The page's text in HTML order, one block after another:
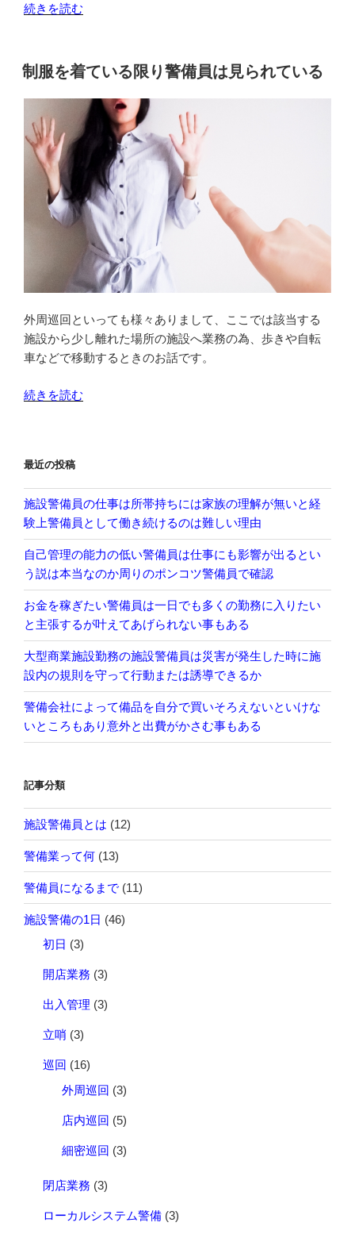
“外
回
は
夜
間
が
必
要
で
す”
続きを読む
制服を着ている限り警備員は見られている
外周巡回といっても様々ありまして、ここでは該当する
施設から少し離れた場所の施設へ業務の為、歩きや自転
車などで移動するときのお話です。
“制
て
い
る
限
り
警
備
員
は
見
ら
れ
て
続きを読む
最近の投稿
施設警備員の仕事は所帯持ちには家族の理解が無いと経
験上警備員として働き続けるのは難しい理由
自己管理の能力の低い警備員は仕事にも影響が出るとい
う説は本当なのか周りのポンコツ警備員で確認
お金を稼ぎたい警備員は一日でも多くの勤務に入りたい
と主張するが叶えてあげられない事もある
大型商業施設勤務の施設警備員は災害が発生した時に施
設内の規則を守って行動または誘導できるか
警備会社によって備品を自分で買いそろえないといけな
いところもあり意外と出費がかさむ事もある
記事分類
施設警備員とは (12)
警備業って何 (13)
警備員になるまで (11)
施設警備の1日 (46)
初日 (3)
開店業務 (3)
出入管理 (3)
立哨 (3)
巡回 (16)
外周巡回 (3)
店内巡回 (5)
細密巡回 (3)
閉店業務 (3)
ローカルシステム警備 (3)